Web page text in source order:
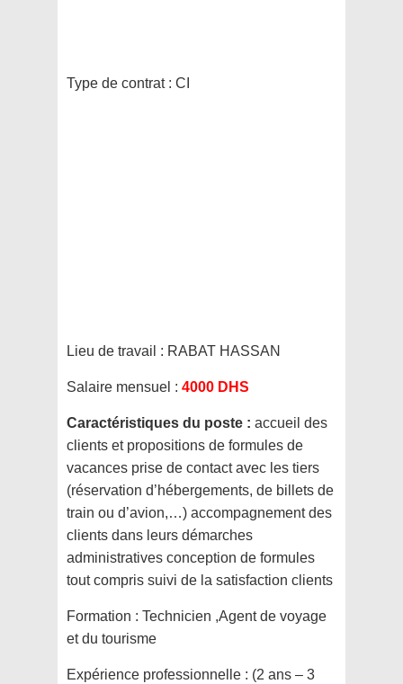
Type de contrat : CI
Lieu de travail : RABAT HASSAN
Salaire mensuel : 4000 DHS
Caractéristiques du poste : accueil des
clients et propositions de formules de
vacances prise de contact avec les tiers
(réservation d’hébergements, de billets de
train ou d’avion,…) accompagnement des
clients dans leurs démarches
administratives conception de formules
tout compris suivi de la satisfaction clients
Formation : Technicien ,Agent de voyage
et du tourisme
Expérience professionnelle : (2 ans – 3